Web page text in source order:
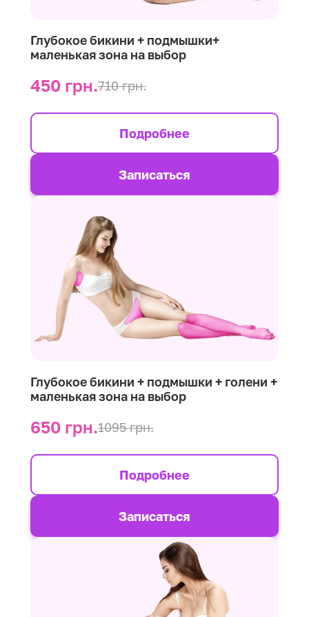
Глубокое бикини + подмышки+
маленькая зона на выбор
450 грн.710 грн.
Подробнее
Записаться
Глубокое бикини + подмышки + голени +
маленькая зона на выбор
650 грн.1095 грн.
Подробнее
Записаться